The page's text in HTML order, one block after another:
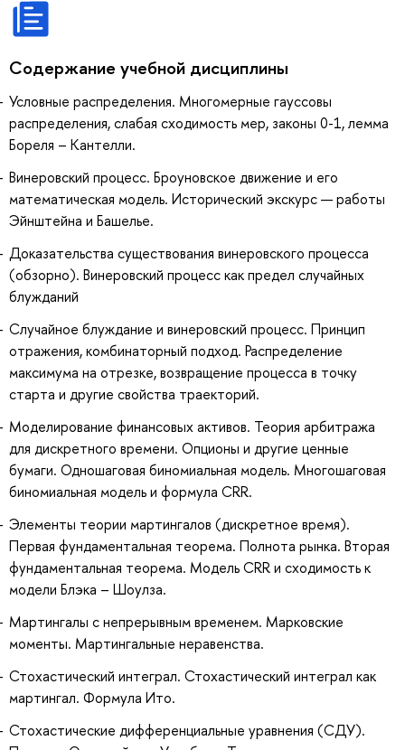
Содержание учебной дисциплины
Условные распределения. Многомерные гауссовы
распределения, слабая сходимость мер, законы 0-1, лемма
Бореля – Кантелли.
Винеровский процесс. Броуновское движение и его
математическая модель. Исторический экскурс — работы
Эйнштейна и Башелье.
Доказательства существования винеровского процесса
(обзорно). Винеровский процесс как предел случайных
блужданий
Случайное блуждание и винеровский процесс. Принцип
отражения, комбинаторный подход. Распределение
максимума на отрезке, возвращение процесса в точку
старта и другие свойства траекторий.
Моделирование финансовых активов. Теория арбитража
для дискретного времени. Опционы и другие ценные
бумаги. Одношаговая биномиальная модель. Многошаговая
биномиальная модель и формула CRR.
Элементы теории мартингалов (дискретное время).
Первая фундаментальная теорема. Полнота рынка. Вторая
фундаментальная теорема. Модель CRR и сходимость к
модели Блэка – Шоулза.
Мартингалы с непрерывным временем. Марковские
моменты. Мартингальные неравенства.
Стохастический интеграл. Стохастический интеграл как
мартингал. Формула Ито.
Стохастические дифференциальные уравнения (СДУ).